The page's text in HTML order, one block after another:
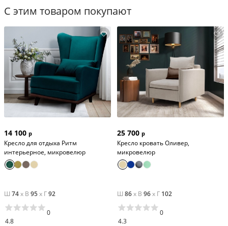
С этим товаром покупают
14 100 р
Кресло для отдыха Ритм
интерьерное, микровелюр
Ш 74x В 95x Г92
4.8
0
25 700 р
Кресло кровать Оливер,
микровелюр
Ш 86x В 96x Г 102
4.3
0